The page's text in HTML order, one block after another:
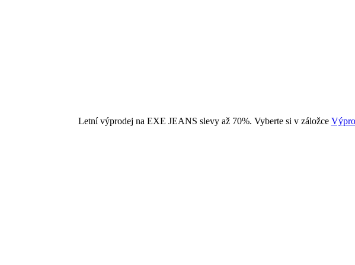
Letní výprodej na EXE JEANS slevy až 70%. Vyberte si v záložce